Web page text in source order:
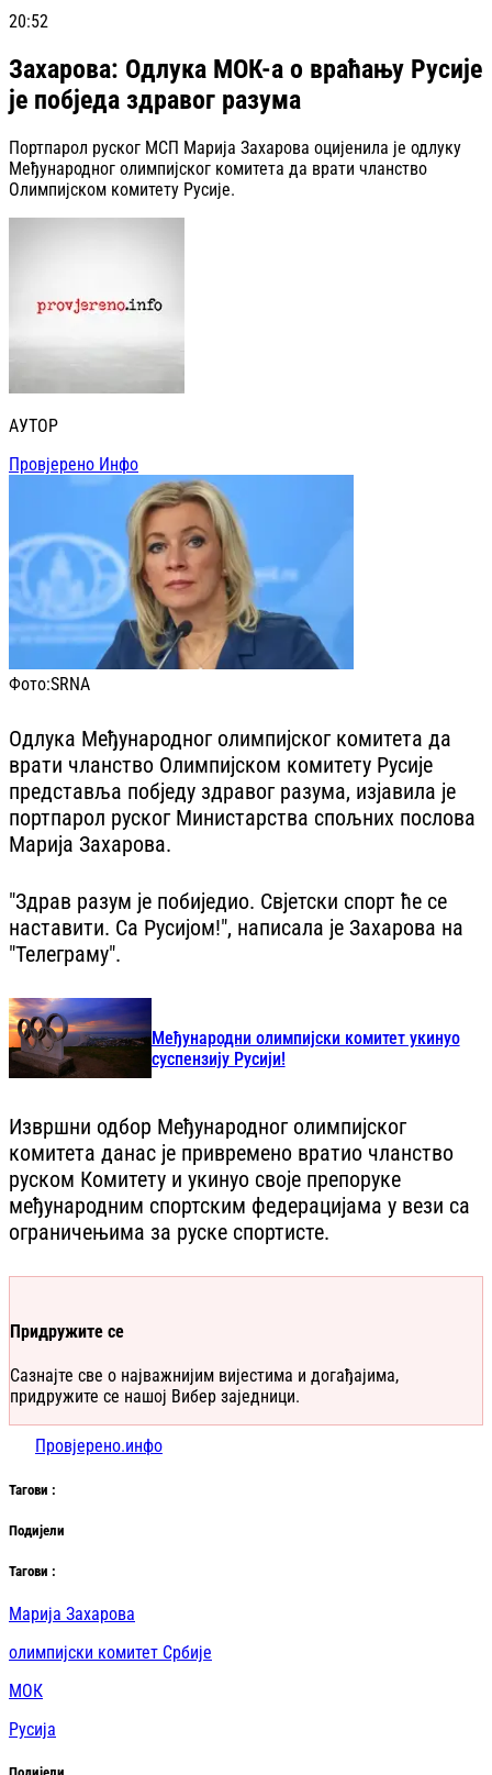
20:52
Захарова: Одлука МОК-а о враћању Русије
је побједа здравог разума
Портпарол руског МСП Марија Захарова оцијенила је одлуку
Међународног олимпијског комитета да врати чланство
Олимпијском комитету Русије.
АУТОР
Провјерено Инфо
Фото:SRNA
Одлука Међународног олимпијског комитета да
врати чланство Олимпијском комитету Русије
представља побједу здравог разума, изјавила је
портпарол руског Министарства спољних послова
Марија Захарова.
"Здрав разум је побиједио. Свјетски спорт ће се
наставити. Са Русијом!", написала је Захарова на
"Телеграму".
Међународни олимпијски комитет укинуо
суспензију Русији!
Извршни одбор Међународног олимпијског
комитета данас је привремено вратио чланство
руском Комитету и укинуо своје препоруке
међународним спортским федерацијама у вези са
ограничењима за руске спортисте.
Придружите се
Сазнајте све о најважнијим вијестима и догађајима,
придружите се нашој Вибер заједници.
Провјерено.инфо
Тагови :
Подијели
Тагови :
Марија Захарова
олимпијски комитет Србије
МОК
Русија